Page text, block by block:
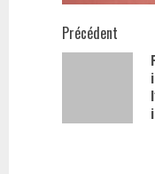
Précédent